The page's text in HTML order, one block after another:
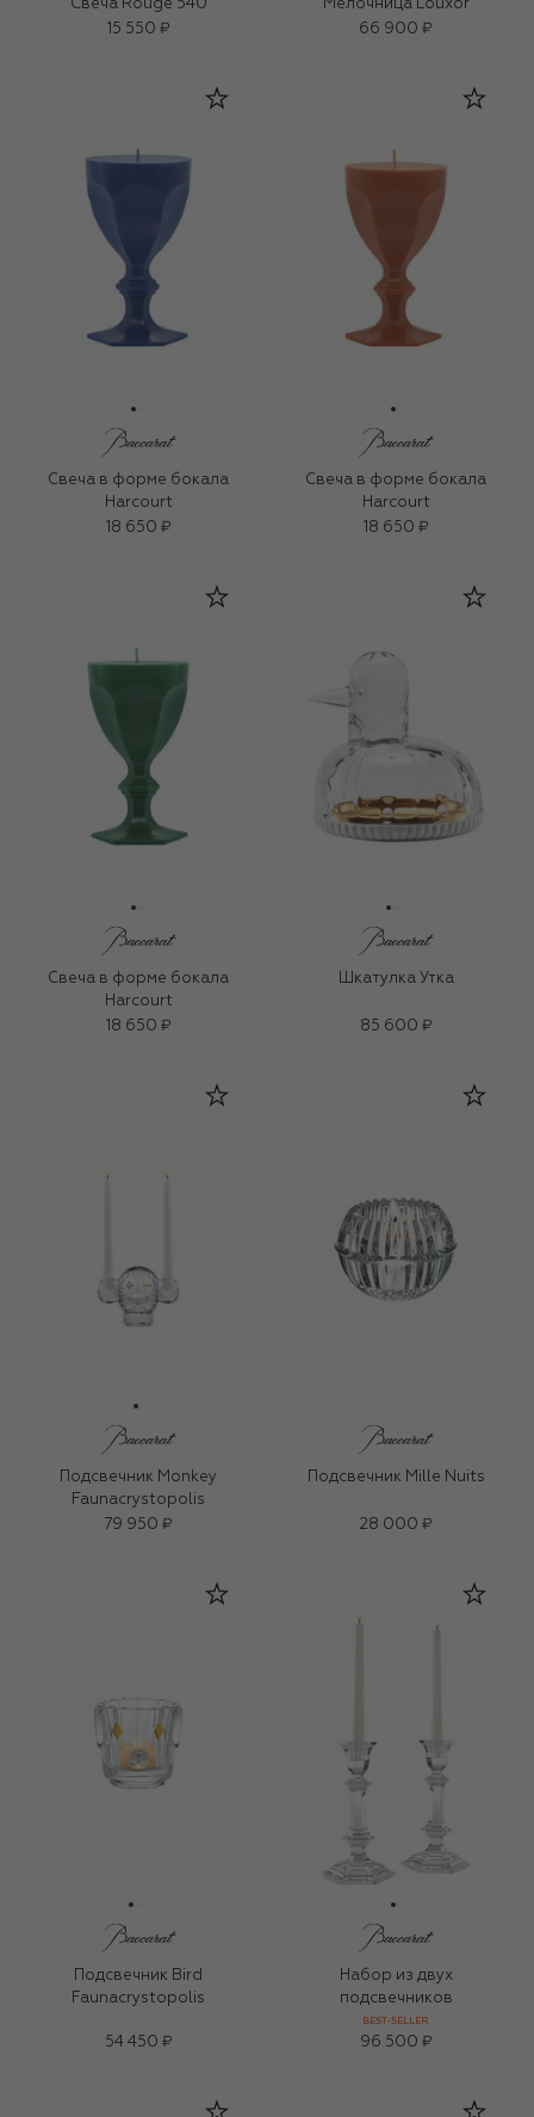
Свеча Rouge 540
15 550 ₽
Мелочница Louxor
66 900 ₽
Свеча в форме бокала
Harcourt
18 650 ₽
Свеча в форме бокала
Harcourt
18 650 ₽
Свеча в форме бокала
Harcourt
18 650 ₽
Шкатулка Утка
85 600 ₽
Подсвечник Monkey
Faunacrystopolis
79 950 ₽
Подсвечник Mille Nuits
28 000 ₽
Подсвечник Bird
Faunacrystopolis
54 450 ₽
Набор из двух
подсвечников
BEST-SELLER
96 500 ₽